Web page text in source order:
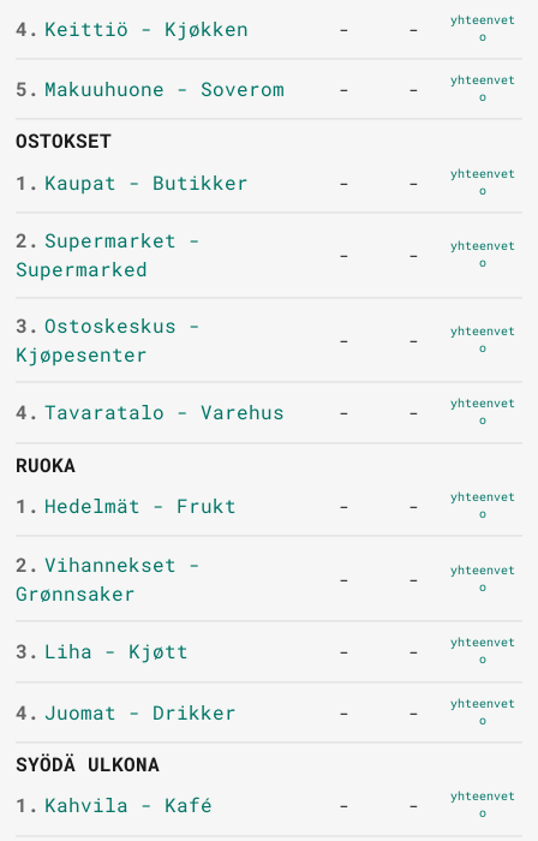
4. Keittiö - Kjøkken - -
yhteenvet
o
5. Makuuhuone - Soverom - -
yhteenvet
o
OSTOKSET
1. Kaupat - Butikker - -
yhteenvet
o
2. Supermarket -
Supermarked
- -
yhteenvet
o
3. Ostoskeskus -
Kjøpesenter
- -
yhteenvet
o
4. Tavaratalo - Varehus - -
yhteenvet
o
RUOKA
1. Hedelmät - Frukt - -
yhteenvet
o
2. Vihannekset -
Grønnsaker
- -
yhteenvet
o
3. Liha - Kjøtt - -
yhteenvet
o
4. Juomat - Drikker - -
yhteenvet
o
SYÖDÄ ULKONA
1. Kahvila - Kafé - -
yhteenvet
o